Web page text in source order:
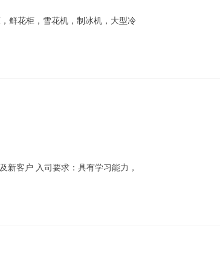
鲜花柜，雪花机，制冰机，大型冷
新客户 入司要求：具有学习能力，